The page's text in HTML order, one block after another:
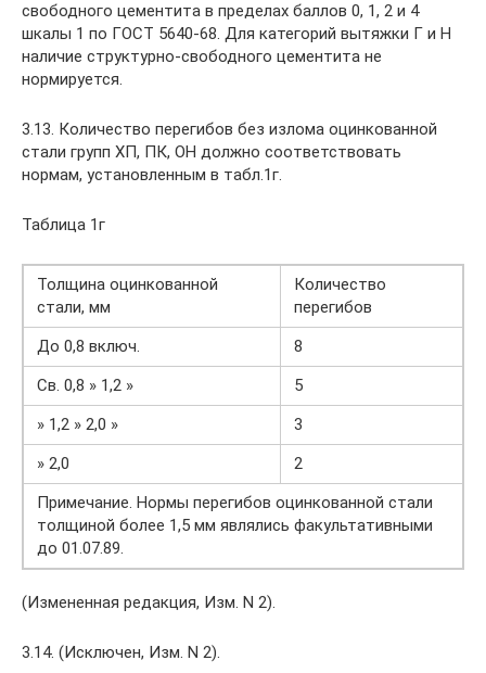
свободного цементита в пределах баллов 0, 1, 2 и 4
шкалы 1 по ГОСТ 5640-68. Для категорий вытяжки Г и Н
наличие структурно-свободного цементита не
нормируется.
3.13. Количество перегибов без излома оцинкованной
стали групп ХП, ПК, ОН должно соответствовать
нормам, установленным в табл.1г.
Таблица 1г
Толщина оцинкованной
стали, мм
Количество
перегибов
До 0,8 включ.
8
Св. 0,8 » 1,2 »
5
» 1,2 » 2,0 »
3
» 2,0
2
Примечание. Нормы перегибов оцинкованной стали
толщиной более 1,5 мм являлись факультативными
до 01.07.89.
(Измененная редакция, Изм. N 2).
3.14. (Исключен, Изм. N 2).